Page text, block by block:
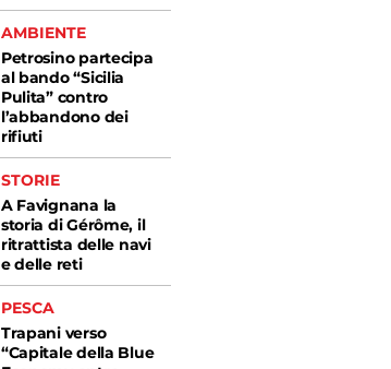
AMBIENTE
Petrosino partecipa
al bando “Sicilia
Pulita” contro
l’abbandono dei
rifiuti
STORIE
A Favignana la
storia di Gérôme, il
ritrattista delle navi
e delle reti
PESCA
Trapani verso
“Capitale della Blue